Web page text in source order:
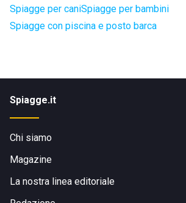
Spiagge per caniSpiagge per bambini
Spiagge con piscina e posto barca
Spiagge.it
Chi siamo
Magazine
La nostra linea editoriale